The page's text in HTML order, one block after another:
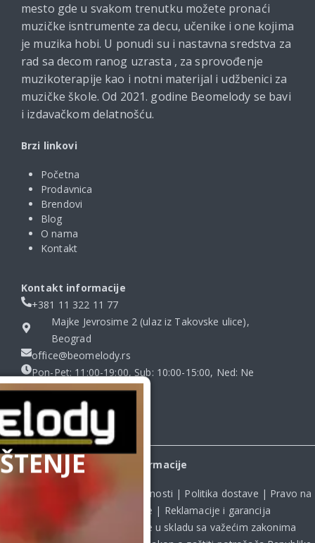
mesto gde u svakom trenutku možete pronaći
muzičke isntrumente za decu, učenike i one kojima
je muzika hobi. U ponudi su i nastavna sredstva za
rad sa decom ranog uzrasta , za sprovođenje
muzikoterapije kao i notni materijal i udžbenici za
muzičke škole. Od 2021. godine Beomelody se bavi
i izdavačkom delatnošću.
Brzi linkovi
Početna
Prodavnica
Brendovi
Blog
O nama
Kontakt
Kontakt informacije
+381 11 322 11 77
Majke Jevrosime 2 (ulaz iz Takovske ulice),
Beograd
office@beomelody.rs
Pon-Pet: 11:00-19:00, Sub: 10:00-15:00, Ned: Ne
radimo
Kupovina na sajtu obavlja se u skladu sa važećim zakonima
Informacije
Politika privatnosti | Politika dostave | Pravo na
odustanak od kupovine | Reklamacije i garancija